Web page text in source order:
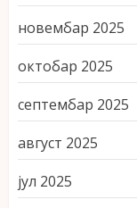
новембар 2025
октобар 2025
септембар 2025
август 2025
јул 2025